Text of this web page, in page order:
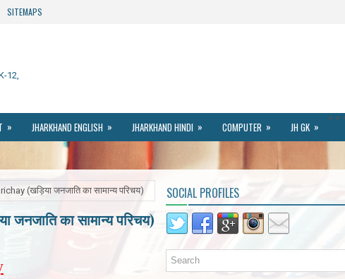
SITEMAPS
12,
»
>
JHARKHAND ENGLISH »
>
JHARKHAND HINDI » COMPUTER » JH GK »
(खड़िया जनजाति का सामान्य परिचय)
का सामान्य परिचय)
SOCIAL PROFILES